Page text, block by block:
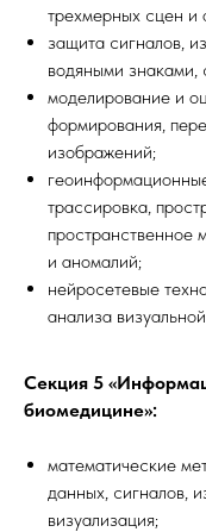
трехмерных сцен и
защита сигналов,
водяными знаками,
моделирование и
формирования,
изображений;
трассировка,
пространственное
и аномалий;
нейросетевые
анализа
Секция 5
биомедицине»:
математические
данных, сигналов,
визуализация;